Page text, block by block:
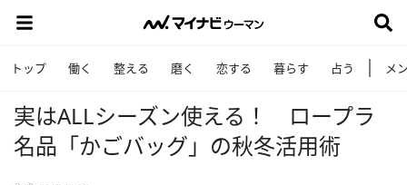
トップ 働く 整える 磨く 恋する 暮らす 占う メ
実はALLシーズン使える！ ロープラ
名品「かごバッグ」の秋冬活用術